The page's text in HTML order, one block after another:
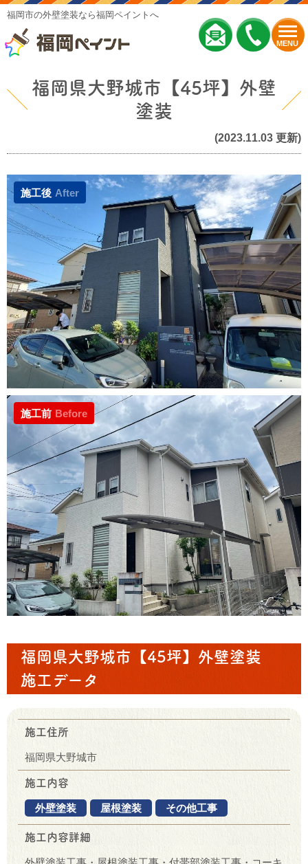
MENU
福岡市の外壁塗装なら福岡ペイントへ
福岡県大野城市【45坪】外壁
塗装
(2023.11.03 更新)
施工後 After
施工前 Before
福岡県大野城市【45坪】外壁塗装
施工データ
施工住所
福岡県大野城市
施工内容
外壁塗装 屋根塗装 その他工事
施工内容詳細